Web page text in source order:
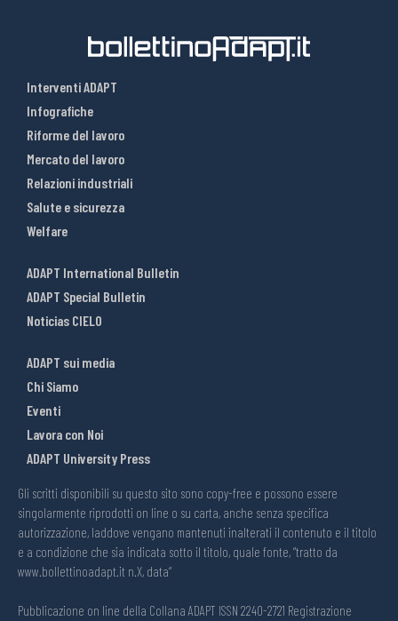
Interventi ADAPT
Infografiche
Riforme del lavoro
Mercato del lavoro
Relazioni industriali
Salute e sicurezza
Welfare
ADAPT International Bulletin
ADAPT Special Bulletin
Noticias CIELO
ADAPT sui media
Chi Siamo
Eventi
Lavora con Noi
ADAPT University Press
Gli scritti disponibili su questo sito sono copy-free e possono essere
singolarmente riprodotti on line o su carta, anche senza specifica
autorizzazione, laddove vengano mantenuti inalterati il contenuto e il titolo
e a condizione che sia indicata sotto il titolo, quale fonte, “tratto da
www.bollettinoadapt.it n.X, data“
Pubblicazione on line della Collana ADAPT ISSN 2240-2721 Registrazione